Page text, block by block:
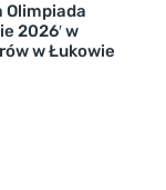
Olimpiada
2026′ w
w Łukowie